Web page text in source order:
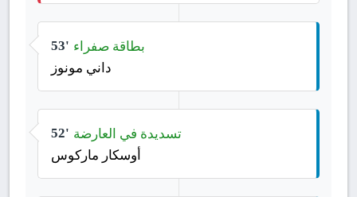
53' بطاقة صفراء
داني مونوز
52' تسديدة في العارضة
أوسكار ماركوس